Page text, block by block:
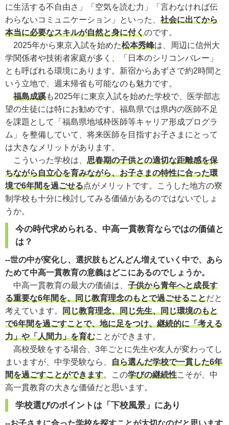
に生活する不自由さ」「空気を読む力」「言わなければ伝
わらないコミュニケーション」といった、 社会に出てから
本当に必要なスキルが自然と身に付くのです。
2025年から東京入試を始めた松本秀峰は、周辺に信州大
学関係者や技術者家庭が多く、「日本のシリコンバレー」
とも呼ばれる環境にあります。新宿からあずさで約2時間と
いう立地で、週末帰省も可能なのも魅力です。
福島成蹊も2025年に東京入試を始めた学校で、医学部志
望の生徒には特にお勧めです。福島県では県内の医師不足
を課題として「福島県地域枠医師等キャリア形成プログラ
ム」を整備していて、将来医師を目指すお子さまにとって
は大きなメリットがあります。
こういった学校は、 思春期の子供との適切な距離感を保
ちながら自立心を育みながら、お子さまの特性に合った環
境で6年間を過ごせる点がメリットです。こうした地方の寮
制学校も十分に検討してみる価値があるのではないでしょ
うか。
今の時代求められる、中高一貫教育ならではの価値と
は？
--世の中が変化し、選択肢もどんどん増えていく中で、あら
ためて中高一貫教育の意義はどこにあるのでしょうか。
中高一貫教育の最大の価値は、 子供から青年へと成長す
る重要な6年間を、同じ教育理念のもとで過ごせることだと
考えています。 同じ教育理念、同じ先生、同じ環境のもと
で6年間を過ごすことで、地に足をつけ、継続的に「考える
力」や「人間力」を育むことができます。
高校受験をする場合、3年ごとに先生や友人が変わってし
まいますが、中学受験なら、 自ら選んだ学校で一貫した6年
間を過ごすことができます。この学びの継続性こそが、中
高一貫教育の大きな価値だと思います。
学校選びのポイントは「下校風景」にあり
--お子さまに合った学校を探すことが大切なのだと思います